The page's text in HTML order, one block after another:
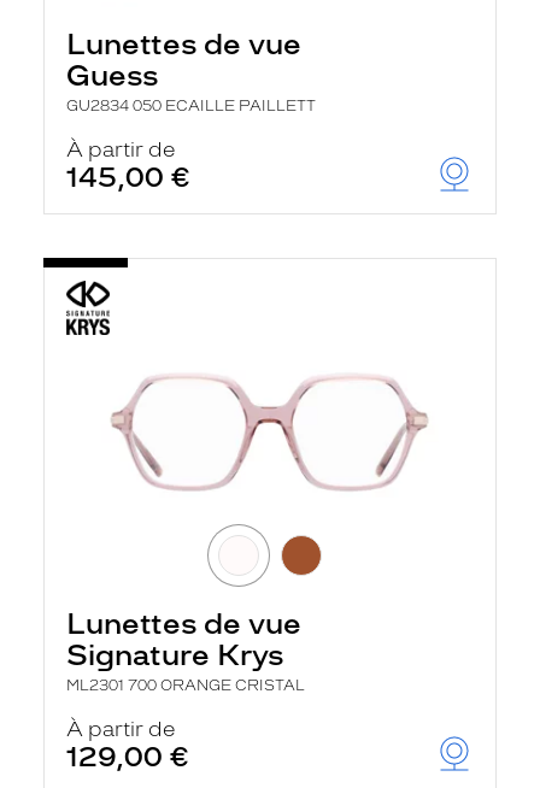
Lunettes de vue
Guess
GU2834 050 ECAILLE PAILLETT
À partir de
145,00 €
Lunettes de vue
Signature Krys
ML2301 700 ORANGE CRISTAL
À partir de
129,00 €